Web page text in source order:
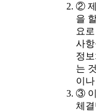
② 제
을
요
사
정
는
이
③ 이
체